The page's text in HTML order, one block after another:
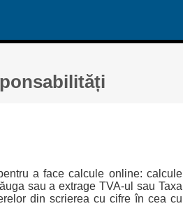
a face calcule online: calcule
sau a extrage TVA-ul sau Taxa
din scrierea cu cifre în cea cu